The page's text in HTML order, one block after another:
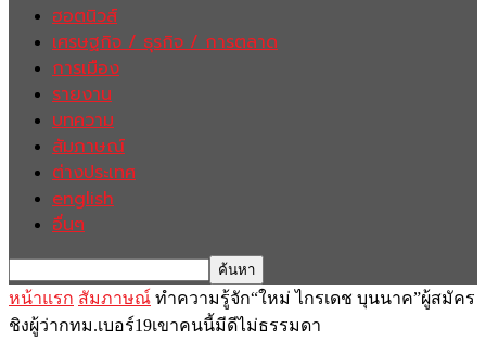
ฮอตนิวส์
เศรษฐกิจ / ธุรกิจ / การตลาด
การเมือง
รายงาน
บทความ
สัมภาษณ์
ต่างประเทศ
english
อื่นๆ
หน้าแรก สัมภาษณ์ ทำความรู้จัก“ใหม่ ไกรเดช บุนนาค”ผู้สมัคร
ชิงผู้ว่ากทม.เบอร์19เขาคนนี้มีดีไม่ธรรมดา